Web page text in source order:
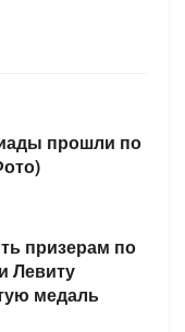
прошли по
призерам по
Левиту
медаль